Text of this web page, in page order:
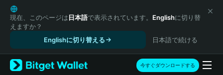
English
日本語
Tiếng Việt
Español (Latinoamérica)
Türkçe
現在、このページは日本語で表示されています。 Englishに切り替
えますか？
Englishに切り替える
日本語で続ける
今すぐダウンロードする